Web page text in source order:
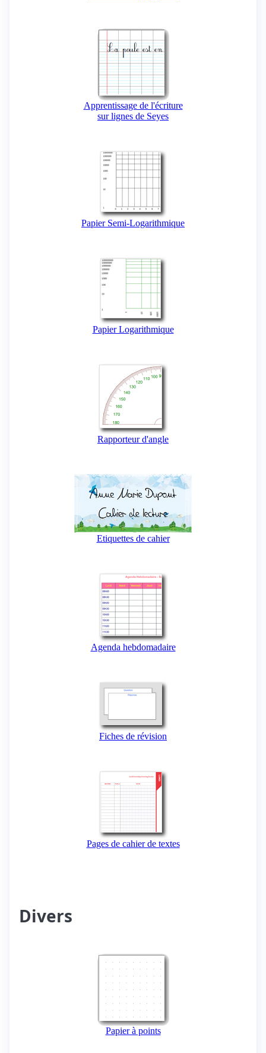
Apprentissage de l'écriture
sur lignes de Seyes
Papier Semi-Logarithmique
Papier Logarithmique
Rapporteur d'angle
Etiquettes de cahier
Agenda hebdomadaire
Fiches de révision
Pages de cahier de textes
Divers
Papier à points